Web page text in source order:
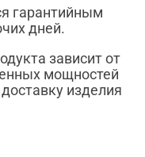
гарантийным
дней.
зависит от
мощностей
изделия